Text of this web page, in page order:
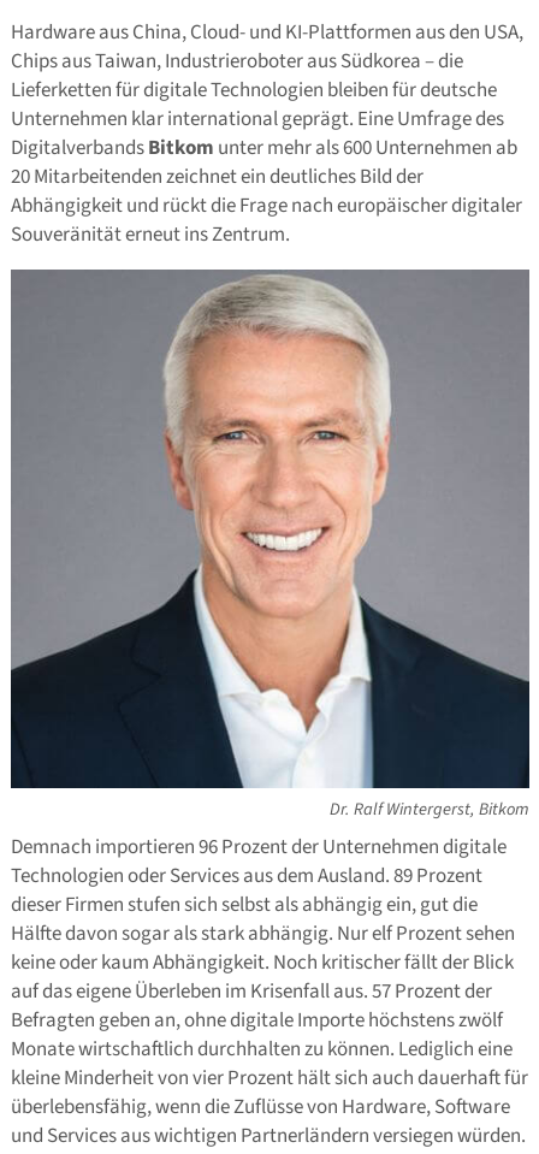
Hardware aus China, Cloud- und KI-Plattformen aus den USA,
Chips aus Taiwan, Industrieroboter aus Südkorea – die
Lieferketten für digitale Technologien bleiben für deutsche
Unternehmen klar international geprägt. Eine Umfrage des
DigitalverbandsBitkom unter mehr als 600 Unternehmen ab
20 Mitarbeitenden zeichnet ein deutliches Bild der
Abhängigkeit und rückt die Frage nach europäischer digitaler
Souveränität erneut ins Zentrum.
Dr. Ralf Wintergerst, Bitkom
Demnach importieren 96 Prozent der Unternehmen digitale
Technologien oder Services aus dem Ausland. 89 Prozent
dieser Firmen stufen sich selbst als abhängig ein, gut die
Hälfte davon sogar als stark abhängig. Nur elf Prozent sehen
keine oder kaum Abhängigkeit. Noch kritischer fällt der Blick
auf das eigene Überleben im Krisenfall aus. 57 Prozent der
Befragten geben an, ohne digitale Importe höchstens zwölf
Monate wirtschaftlich durchhalten zu können. Lediglich eine
kleine Minderheit von vier Prozent hält sich auch dauerhaft für
überlebensfähig, wenn die Zuflüsse von Hardware, Software
und Services aus wichtigen Partnerländern versiegen würden.